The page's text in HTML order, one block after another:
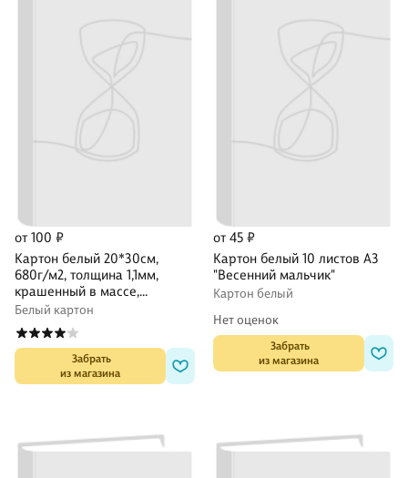
от 100 ₽
Картон белый 20*30см,
680г/м2, толщина 1,1мм,
крашенный в массе,
DECORITON
Белый картон
Забрать
из магазина
от 45 ₽
Картон белый 10 листов А3
"Весенний мальчик"
Картон белый
Нет оценок
Забрать
из магазина